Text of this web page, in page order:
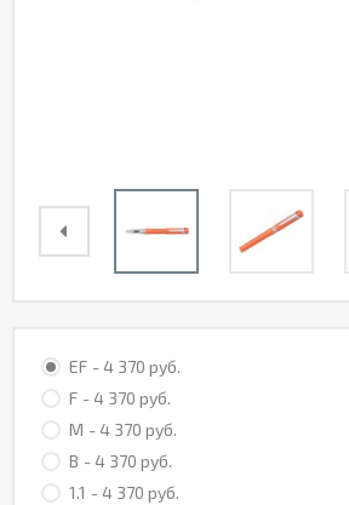
EF - 4 370 руб.
F - 4 370 руб.
M - 4 370 руб.
B - 4 370 руб.
1.1 - 4 370 руб.